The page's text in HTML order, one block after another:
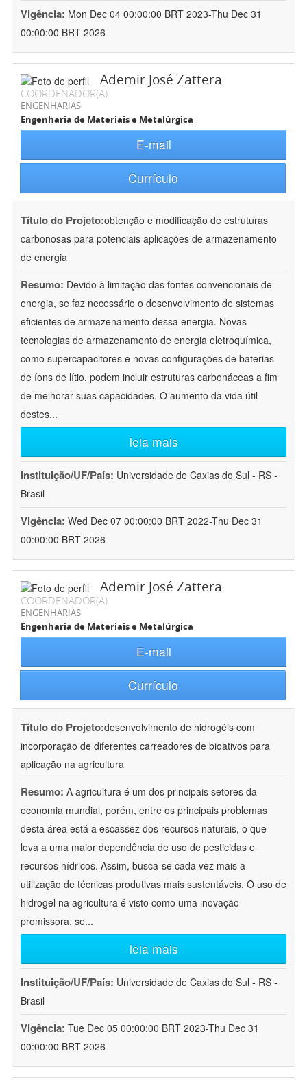
Vigência: Mon Dec 04 00:00:00 BRT 2023-Thu Dec 31
00:00:00 BRT 2026
Ademir José Zattera
COORDENADOR(A)
ENGENHARIAS
Engenharia de Materiais e Metalúrgica
E-mail
Currículo
Título do Projeto:obtenção e modificação de estruturas
carbonosas para potenciais aplicações de armazenamento
de energia
Resumo: Devido à limitação das fontes convencionais de
energia, se faz necessário o desenvolvimento de sistemas
eficientes de armazenamento dessa energia. Novas
tecnologias de armazenamento de energia eletroquímica,
como supercapacitores e novas configurações de baterias
de íons de lítio, podem incluir estruturas carbonáceas a fim
de melhorar suas capacidades. O aumento da vida útil
destes...
leia mais
Instituição/UF/País: Universidade de Caxias do Sul - RS -
Brasil
Vigência: Wed Dec 07 00:00:00 BRT 2022-Thu Dec 31
00:00:00 BRT 2026
Ademir José Zattera
COORDENADOR(A)
ENGENHARIAS
Engenharia de Materiais e Metalúrgica
E-mail
Currículo
Título do Projeto:desenvolvimento de hidrogéis com
incorporação de diferentes carreadores de bioativos para
aplicação na agricultura
Resumo: A agricultura é um dos principais setores da
economia mundial, porém, entre os principais problemas
desta área está a escassez dos recursos naturais, o que
leva a uma maior dependência de uso de pesticidas e
recursos hídricos. Assim, busca-se cada vez mais a
utilização de técnicas produtivas mais sustentáveis. O uso de
hidrogel na agricultura é visto como uma inovação
promissora, se...
leia mais
Instituição/UF/País: Universidade de Caxias do Sul - RS -
Brasil
Vigência: Tue Dec 05 00:00:00 BRT 2023-Thu Dec 31
00:00:00 BRT 2026